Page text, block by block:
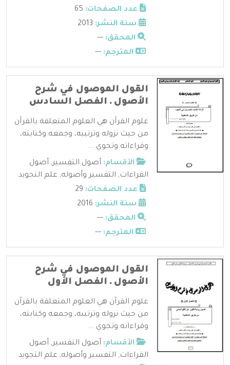
عدد الصفحات:
سنة النشر:
المحقق: ---
المترجم: ---
القول الموصول في شرح
الأصول ـ الفصل السادس
علوم القرآن هي العلوم المتعلقة بالقرآن
من حيث نزوله وترتيبه، وجمعه وكتابته،
وقراءاته وتجوي ...
الأقسام: أصول التفسير, أصول
القراءات, التفسير وأصوله, علم التجويد
عدد الصفحات:
سنة النشر:
المحقق: ---
المترجم: ---
القول الموصول في شرح
الأصول ـ الفصل الأول
علوم القرآن هي العلوم المتعلقة بالقرآن
من حيث نزوله وترتيبه، وجمعه وكتابته،
وقراءاته وتجوي ...
الأقسام: أصول التفسير, أصول
القراءات, التفسير وأصوله, علم التجويد